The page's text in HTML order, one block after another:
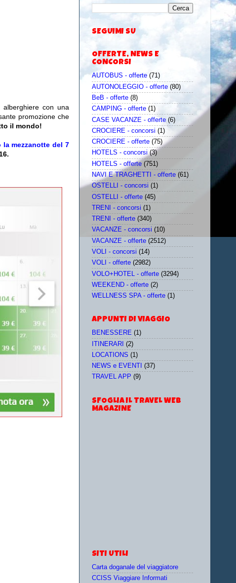
con una
promozione che
il mondo!
mezzanotte del 7
SEGUIMI SU
OFFERTE, NEWS E
CONCORSI
AUTOBUS - offerte (71)
AUTONOLEGGIO - offerte (80)
BeB - offerte (8)
CAMPING - offerte (1)
CASE VACANZE - offerte (6)
CROCIERE - concorsi (1)
CROCIERE - offerte (75)
HOTELS - concorsi (3)
HOTELS - offerte (751)
NAVI E TRAGHETTI - offerte (61)
OSTELLI - concorsi (1)
OSTELLI - offerte (45)
TRENI - concorsi (1)
TRENI - offerte (340)
VACANZE - concorsi (10)
VACANZE - offerte (2512)
VOLI - concorsi (14)
VOLI - offerte (2982)
VOLO+HOTEL - offerte (3294)
WEEKEND - offerte (2)
WELLNESS SPA - offerte (1)
APPUNTI DI VIAGGIO
BENESSERE (1)
ITINERARI (2)
LOCATIONS (1)
NEWS e EVENTI
(37)
TRAVEL APP (9)
SFOGLIA IL TRAVEL WEB
MAGAZINE
SITI UTILI
Carta doganale del viaggiatore
CCISS Viaggiare Informati